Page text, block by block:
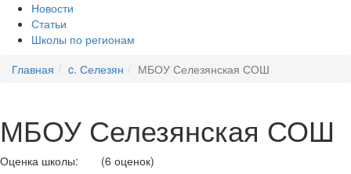
Новости
Статьи
Школы по регионам
Главная
c. Селезян МБОУ Селезянская СОШ
МБОУ Селезянская СОШ
Оценка школы:
(6 оценок)